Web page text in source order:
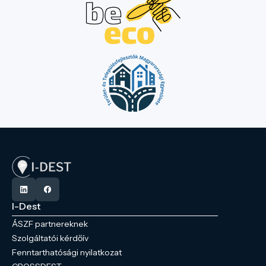
I-Dest
ÁSZF partnereknek
Szolgáltatói kérdőív
Fenntarthatósági nyilatkozat